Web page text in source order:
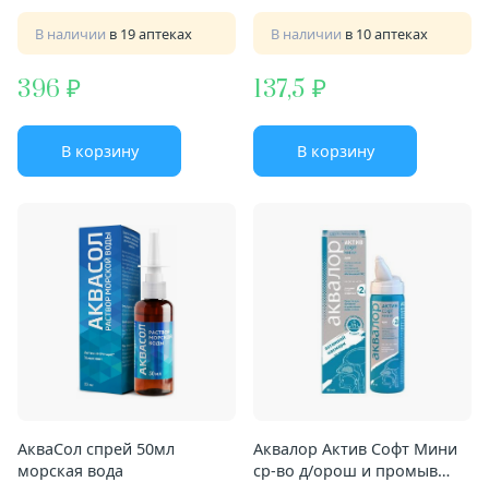
В наличии в 19 аптеках
396
В корзину
В наличии в 10 аптеках
137,5
В корзину
АкваСол спрей 50мл
морская вода
Аквалор Актив Софт Мини
ср-во д/орош и промыв